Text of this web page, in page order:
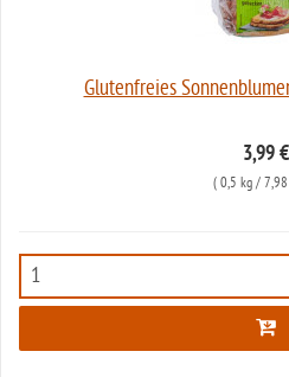
Glutenfreies
3,99 €
( 0,5 kg/ 7,98